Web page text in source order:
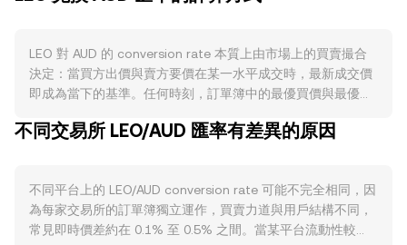
交易手續費折抵、提現與借貸優惠、部分產品的權益門檻或費
率減免，當交易量與平台活動上升、或新的用例推出時，對
LEO 的需求可能增加，從而影響 LEO/AUD 的 conversion
方向牽動；同時，澳元走勢與全球風險偏好也會反映在 AUD
iFinex 或相關穩定幣發行方的調查、和解或合規里程碑，可能
改變市場對 LEO 工具性與風險評估；澳洲對加密法規、入金管
道與牌照的調整，亦會影響以 AUD 報價的深度與成本。技術
LEO 對 AUD 的 conversion rate 本質上由市場上的買賣撮合
決定：當買方出價與賣方要價在某一水平成交時，最新成交價
即成為當下的基準。任何時刻，訂單簿中的最優買價與最優賣
位。若同時觀察多個交易場所，資料聚合商會計算成交量加權
面，簡單的計算方式為：以 AUD 計價的數值等於 LEO 數量乘
以 LEO/AUD 的 conversion rate；反之，要得到可購買的 LEO
數量，則以預計支付的 AUD 金額除以該 conversion rate。對
不同交易所 LEO/AUD 匯率有差異的原因
不同平台上的 LEO/AUD conversion rate 可能不完全相同，因
為每家交易所的訂單簿獨立運作，買賣力道與用戶結構不同，
常見即時價差約在 0.1% 至 0.5% 之間。當某平台流動性較